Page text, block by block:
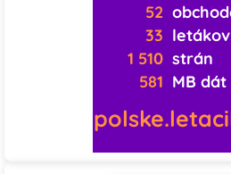
52
33 letákov
1 510 strán
581 MB dát